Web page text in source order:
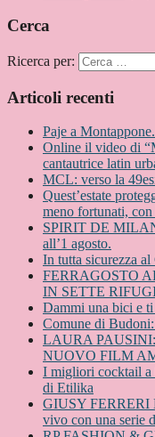
Cerca
Ricerca per:
Articoli recenti
Paje a
Online il video di
cantautrice latin
MCL: verso la
Quest’estate
meno fortunati,
SPIRIT DE
all’1 agosto.
In tutta sicurezza
FERRAGOSTO
IN SETTE
Dammi una bici e
Comune di
LAURA
NUOVO FILM
I migliori cocktail a
di Etilika
GIUSY FERRERI
vivo con una serie